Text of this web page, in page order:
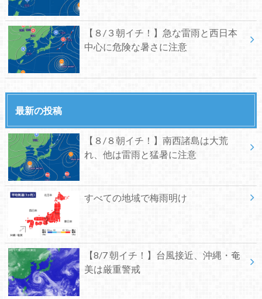
【８/３朝イチ！】急な雷雨と西日本
中心に危険な暑さに注意
最新の投稿
【８/８朝イチ！】南西諸島は大荒
れ、他は雷雨と猛暑に注意
すべての地域で梅雨明け
【8/7 朝イチ！】台風接近、沖縄・奄
美は厳重警戒